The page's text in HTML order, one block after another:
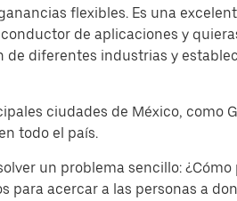
flexibles. Es una
de aplicaciones y
de diferentes industrias y
ciudades de México, como
todo el país.
un problema sencillo:
para acercar a las personas a